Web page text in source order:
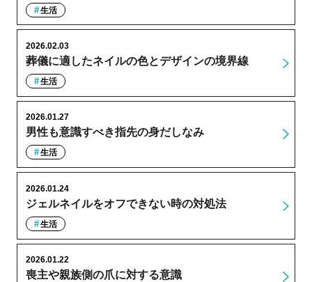
生活
葬儀に適したネイルの色とデザインの境界線
2026.02.03
生活
男性も意識すべき指先の身だしなみ
2026.01.27
生活
ジェルネイルをオフできない時の対処法
2026.01.24
生活
喪主や親族側の爪に対する意識
2026.01.22